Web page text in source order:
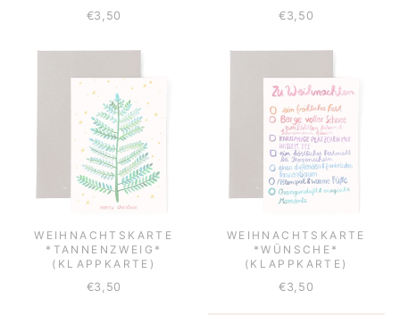
€3,50
€3,50
WEIHNACHTSKARTE
*TANNENZWEIG*
(KLAPPKARTE)
€3,50
WEIHNACHTSKARTE
*WÜNSCHE*
(KLAPPKARTE)
€3,50